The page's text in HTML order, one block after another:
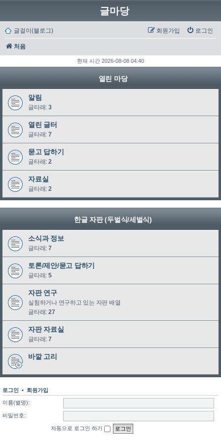
글마당
글걸이(블로그) 로그인
회원가입
처음
현재 시간 2026-08-08 04:40
열린 마당
알림
글타래: 3
열린 글터
글타래: 7
묻고 답하기
글타래: 2
자료실
글타래: 2
한글 자판 (두벌식/세벌식)
소식과 정보
글타래: 7
토론/제안/묻고 답하기
글타래: 5
자판 연구
실험하거나 연구하고 있는 자판 배열
글타래: 27
자판 자료실
글타래: 7
바깥 고리
로그인 • 회원가입
이름(별명):
비밀번호:
자동으로 로그인 하기